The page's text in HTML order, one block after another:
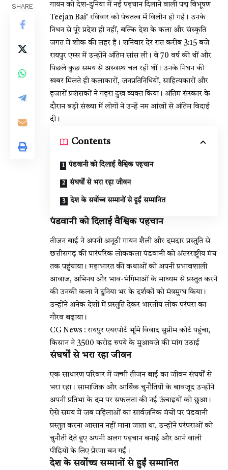
SHARE
गायन को देश-दुनिया में नई पहचान दिलाने वाली पद्म विभूषण
Teejan Bai’रविवार को पंचतत्व में विलीन हो गईं। उनके
निधन से पूरे प्रदेश ही नहीं, बल्कि देश के कला और संस्कृति
जगत में शोक की लहर है। शनिवार देर रात करीब 3:15 बजे
रायपुर एम्स में उन्होंने अंतिम सांस ली। वे 70 वर्ष की थीं और
पिछले कुछ समय से अस्वस्थ चल रही थीं। उनके निधन की
खबर मिलते ही कलाकारों, जनप्रतिनिधियों, साहित्यकारों और
हजारों प्रशंसकों ने गहरा दुख व्यक्त किया। अंतिम संस्कार के
दौरान बड़ी संख्या में लोगों ने उन्हें नम आंखों से अंतिम विदाई
दी।
Contents
पंडवानी को दिलाई वैश्विक पहचान
संघर्षों से भरा रहा जीवन
देश के सर्वोच्च सम्मानों से हुईं सम्मानित
पंडवानी को दिलाई वैश्विक पहचान
तीजन बाई ने अपनी अनूठी गायन शैली और दमदार प्रस्तुति से
छत्तीसगढ़ की पारंपरिक लोककला पंडवानी को अंतरराष्ट्रीय मंच
तक पहुंचाया। महाभारत की कथाओं को अपनी प्रभावशाली
आवाज, अभिनय और भाव-भंगिमाओं के माध्यम से प्रस्तुत करने
की उनकी कला ने दुनिया भर के दर्शकों को मंत्रमुग्ध किया।
उन्होंने अनेक देशों में प्रस्तुति देकर भारतीय लोक परंपरा का
गौरव बढ़ाया।
CG News : रायपुर एयरपोर्ट भूमि विवाद सुप्रीम कोर्ट पहुंचा,
किसान ने 3500 करोड़ रुपये के मुआवजे की मांग उठाई
संघर्षों से भरा रहा जीवन
एक साधारण परिवार में जन्मी तीजन बाई का जीवन संघर्षों से
भरा रहा। सामाजिक और आर्थिक चुनौतियों के बावजूद उन्होंने
अपनी प्रतिभा के दम पर सफलता की नई ऊंचाइयों को छुआ।
ऐसे समय में जब महिलाओं का सार्वजनिक मंचों पर पंडवानी
प्रस्तुत करना आसान नहीं माना जाता था, उन्होंने परंपराओं को
चुनौती देते हुए अपनी अलग पहचान बनाई और आने वाली
पीढ़ियों के लिए प्रेरणा बन गईं।
देश के सर्वोच्च सम्मानों से हुईं सम्मानित